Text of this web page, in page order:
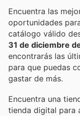
Encuentra las
catálogo válido
31 de diciembre
encontrarás las
para que puedas
gastar de más.
Encuentra una
tienda digital para